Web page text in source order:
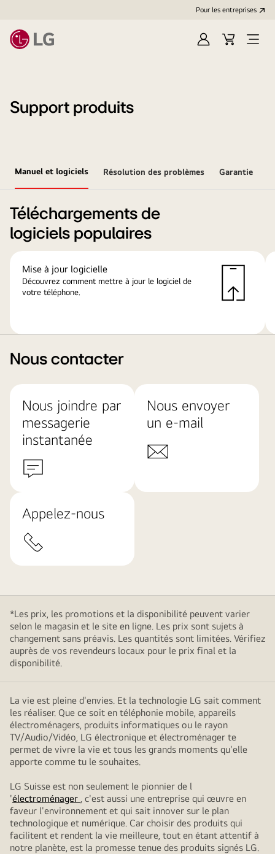
Pour les entreprises
Se
Panier
Support produits
Manuel et logiciels Résolution des problèmes Garantie
Téléchargements de
logiciels populaires
Mise à jour logicielle
Découvrez comment mettre à jour le logiciel de
votre téléphone.
Nous contacter
Nous joindre par
messagerie
instantanée
Nous envoyer
un e-mail
Appelez-nous
*Les prix, les promotions et la disponibilité peuvent varier
selon le magasin et le site en ligne. Les prix sont sujets à
changement sans préavis. Les quantités sont limitées. Vérifiez
auprès de vos revendeurs locaux pour le prix final et la
disponibilité.
La vie est pleine d'envies. Et la technologie LG sait comment
les réaliser. Que ce soit en téléphonie mobile, appareils
électroménagers, produits informatiques ou le rayon
TV/Audio/Vidéo, LG électronique et électroménager te
permet de vivre la vie et tous les grands moments qu'elle
apporte comme tu le souhaites.
LG Suisse est non seulement le pionnier de l
'électroménager , c'est aussi une entreprise qui œuvre en
faveur l'environnement et qui sait innover sur le plan
technologique et numérique. Car choisir des produits qui
facilitent et rendent la vie meilleure, tout en étant attentif à
notre planète, est la promesse tenue des produits signés LG.